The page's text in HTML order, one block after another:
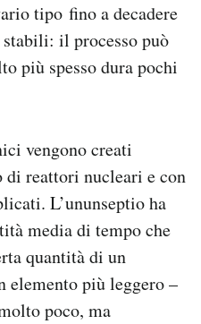
tipo fino a decadere
il processo può
più spesso dura pochi
vengono creati
reattori nucleari e con
L’ununseptio ha
media di tempo che
quantità di un
elemento più leggero –
poco, ma